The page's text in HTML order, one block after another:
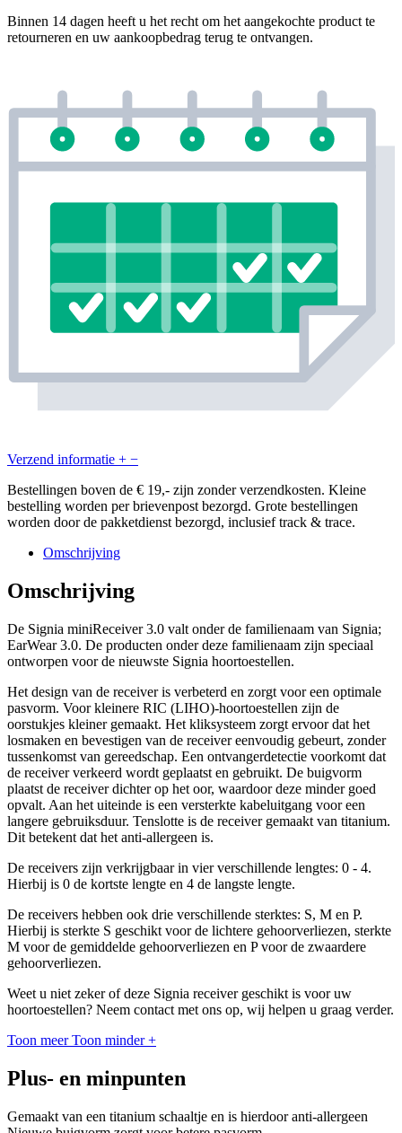
Binnen 14 dagen heeft u het recht om het aangekochte product te
retourneren en uw aankoopbedrag terug te ontvangen.
Verzend informatie + −
Bestellingen boven de € 19,- zijn zonder verzendkosten. Kleine
bestelling worden per brievenpost bezorgd. Grote bestellingen
worden door de pakketdienst bezorgd, inclusief track & trace.
Omschrijving
Omschrijving
De Signia miniReceiver 3.0 valt onder de familienaam van Signia;
EarWear 3.0. De producten onder deze familienaam zijn speciaal
ontworpen voor de nieuwste Signia hoortoestellen.
Het design van de receiver is verbeterd en zorgt voor een optimale
pasvorm. Voor kleinere RIC (LIHO)-hoortoestellen zijn de
oorstukjes kleiner gemaakt. Het kliksysteem zorgt ervoor dat het
losmaken en bevestigen van de receiver eenvoudig gebeurt, zonder
tussenkomst van gereedschap. Een ontvangerdetectie voorkomt dat
de receiver verkeerd wordt geplaatst en gebruikt. De buigvorm
plaatst de receiver dichter op het oor, waardoor deze minder goed
opvalt. Aan het uiteinde is een versterkte kabeluitgang voor een
langere gebruiksduur. Tenslotte is de receiver gemaakt van titanium.
Dit betekent dat het anti-allergeen is.
De receivers zijn verkrijgbaar in vier verschillende lengtes: 0 - 4.
Hierbij is 0 de kortste lengte en 4 de langste lengte.
De receivers hebben ook drie verschillende sterktes: S, M en P.
Hierbij is sterkte S geschikt voor de lichtere gehoorverliezen, sterkte
M voor de gemiddelde gehoorverliezen en P voor de zwaardere
gehoorverliezen.
Weet u niet zeker of deze Signia receiver geschikt is voor uw
hoortoestellen? Neem contact met ons op, wij helpen u graag verder.
Toon meer Toon minder +
Plus- en minpunten
Gemaakt van een titanium schaaltje en is hierdoor anti-allergeen